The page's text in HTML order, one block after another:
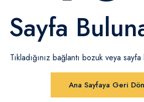
Sayfa
Tıkladığınız bağlantı bozuk veya sayfa
Ana Sayfaya Geri Dön